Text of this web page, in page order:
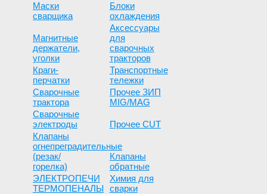
Маски
сварщика
Блоки
охлаждения
Магнитные
держатели,
уголки
Аксессуары
для
сварочных
тракторов
Краги-
перчатки
Транспортные
тележки
Сварочные
трактора
Прочее ЗИП
MIG/MAG
Сварочные
электроды
Прочее CUT
Клапаны
огнепреградительные
(резак/
горелка)
Клапаны
обратные
ЭЛЕКТРОПЕЧИ
ТЕРМОПЕНАЛЫ
Химия для
сварки